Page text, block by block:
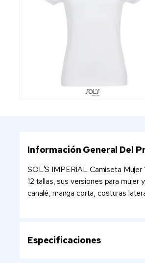
Información General Del
SOL'S IMPERIAL Camiseta Mujer
12 tallas, sus versiones para
canalé, manga corta, costuras
Especificaciones